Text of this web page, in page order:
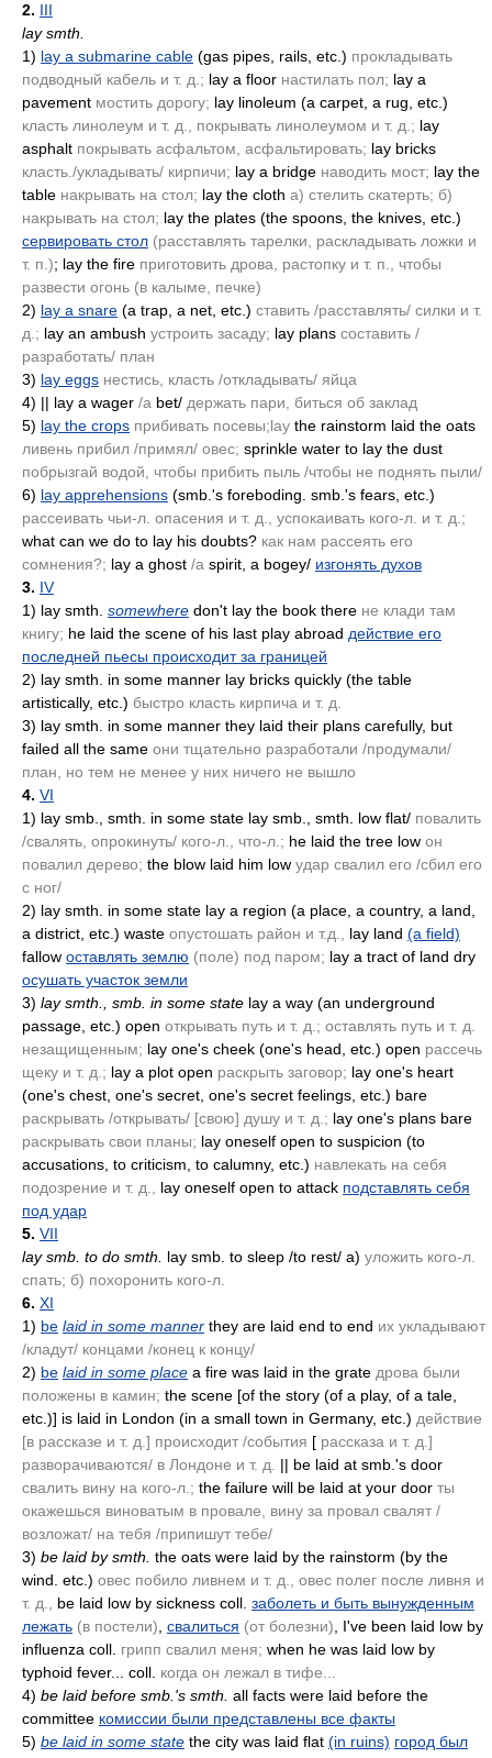
2. III
lay smth.
1) lay a submarine cable (gas pipes, rails, etc.) прокладывать
подводный кабель и т. д.; lay a floor настилать пол; lay a
pavement мостить дорогу; lay linoleum (a carpet, a rug, etc.)
класть линолеум и т. д., покрывать линолеумом и т. д.; lay
asphalt покрывать асфальтом, асфальтировать; lay bricks
класть./укладывать/ кирпичи; lay a bridge наводить мост; lay the
table накрывать на стол; lay the cloth а) стелить скатерть; б)
накрывать на стол; lay the plates (the spoons, the knives, etc.)
сервировать стол (расставлять тарелки, раскладывать ложки и
т. п.); lay the fire приготовить дрова, растопку и т. п., чтобы
развести огонь (в калыме, печке)
2) lay a snare (a trap, a net, etc.) ставить /расставлять/ силки и т.
д.; lay an ambush устроить засаду; lay plans составить /
разработать/ план
3) lay eggs нестись, класть /откладывать/ яйца
4) || lay a wager /а bet/ держать пари, биться об заклад
5) lay the crops прибивать посевы;lay the rainstorm laid the oats
ливень прибил /примял/ овес; sprinkle water to lay the dust
побрызгай водой, чтобы прибить пыль /чтобы не поднять пыли/
6) lay apprehensions (smb.'s foreboding. smb.'s fears, etc.)
рассеивать чьи-л. опасения и т. д., успокаивать кого-л. и т. д.;
what can we do to lay his doubts? как нам рассеять его
сомнения?; lay a ghost /а spirit, a bogey/ изгонять духов
3. IV
1) lay smth. somewhere don't lay the book there не клади там
книгу; he laid the scene of his last play abroad действие его
последней пьесы происходит за границей
2) lay smth. in some manner lay bricks quickly (the table
artistically, etc.) быстро класть кирпича и т. д.
3) lay smth. in some manner they laid their plans carefully, but
failed all the same они тщательно разработали /продумали/
план, но тем не менее у них ничего не вышло
4. VI
1) lay smb., smth. in some state lay smb., smth. low flat/ повалить
/свалять, опрокинуть/ кого-л., что-л.; he laid the tree low он
повалил дерево; the blow laid him low удар свалил его /сбил его
с ног/
2) lay smth. in some state lay a region (a place, a country, a land,
a district, etc.) waste опустошать район и т.д., lay land (a field)
fallow оставлять землю (поле) под паром; lay a tract of land dry
осушать участок земли
3) lay smth., smb. in some state lay a way (an underground
passage, etc.) open открывать путь и т. д.; оставлять путь и т. д.
незащищенным; lay one's cheek (one's head, etc.) open рассечь
щеку и т. д.; lay a plot open раскрыть заговор; lay one's heart
(one's chest, one's secret, one's secret feelings, etc.) bare
раскрывать /открывать/ [свою] душу и т. д.; lay one's plans bare
раскрывать свои планы; lay oneself open to suspicion (to
accusations, to criticism, to calumny, etc.) навлекать на себя
подозрение и т. д.,
lay oneself open to attack подставлять себя
под удар
5. VII
lay smb. to do smth.
lay smb. to sleep /to rest/ a) уложить кого-л.
спать; б) похоронить кого-л.
6. XI
1) be laid in some manner they are laid end to end их укладывают
/кладут/ концами /конец к концу/
2) be laid in some place a fire was laid in the grate дрова были
положены в камин; the scene [of the story (of a play, of a tale,
etc.)] is laid in London (in a small town in Germany, etc.) действие
[в рассказе и т. д.] происходит /события [ рассказа и т. д.]
разворачиваются/ в Лондоне и т. д.
|| be laid at smb.'s door
свалить вину на кого-л.; the failure will be laid at your door ты
окажешься виноватым в провале, вину за провал свалят /
возложат/ на тебя /припишут тебе/
3) be laid by smth. the oats were laid by the rainstorm (by the
wind. etc.) овес побило ливнем и т. д., овес полег после ливня и
т. д.,
be laid low by sickness coll. заболеть и быть вынужденным
лежать (в постели) свалиться (от болезни) , I've been laid low by
influenza coll. грипп свалил меня; when he was laid low by
typhoid fever... coll. когда он лежал в тифе...
4) be laid before smb.'s smth. all facts were laid before the
committee комиссии были представлены все факты
5) be laid in some state the city was laid flat (in ruins) город был